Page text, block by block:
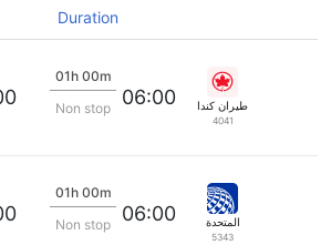
Duration
طيران كندا
4041
06:00
01h 00m
Non stop
المتحدة
5343
06:00
01h 00m
Non stop